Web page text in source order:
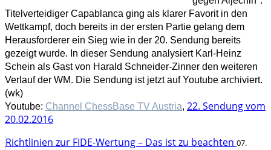
Titelverteidiger Capablanca ging als klarer Favorit in den
Wettkampf, doch bereits in der ersten Partie gelang dem
Herausforderer ein Sieg wie in der 20. Sendung bereits
gezeigt wurde. In dieser Sendung analysiert Karl-Heinz
Schein als Gast von Harald Schneider-Zinner den weiteren
Verlauf der WM. Die Sendung ist jetzt auf Youtube archiviert.
(wk)
Youtube: Channel ChessBase TV Austria, 22. Sendung vom
20.02.2016
Richtlinien zur FIDE-Wertung – Das ist zu beachten 07.